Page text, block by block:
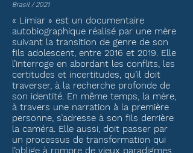
Brasil / 2021
« Limiar » est un documentaire
autobiographique réalisé par une mère
suivant la transition de genre de son
fils adolescent, entre 2016 et 2019. Elle
l’interroge en abordant les conflits, les
certitudes et incertitudes, qu’il doit
traverser, à la recherche profonde de
son identité. En même temps, la mère,
à travers une narration à la première
personne, s’adresse à son fils derrière
la caméra. Elle aussi, doit passer par
un processus de transformation qui
l’oblige à rompre de vieux paradigmes,